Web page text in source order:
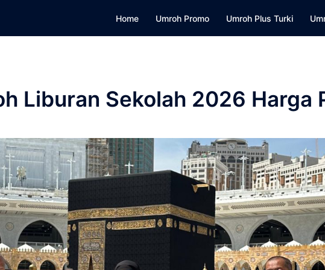
Home Umroh Promo Umroh Plus Turki
Liburan Sekolah 2026 Harga